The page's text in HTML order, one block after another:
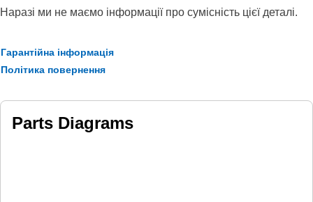
Наразі ми не маємо інформації про сумісність цієї деталі.
Гарантійна інформація
Політика повернення
Parts Diagrams